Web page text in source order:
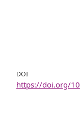
DOI
https://doi.org/